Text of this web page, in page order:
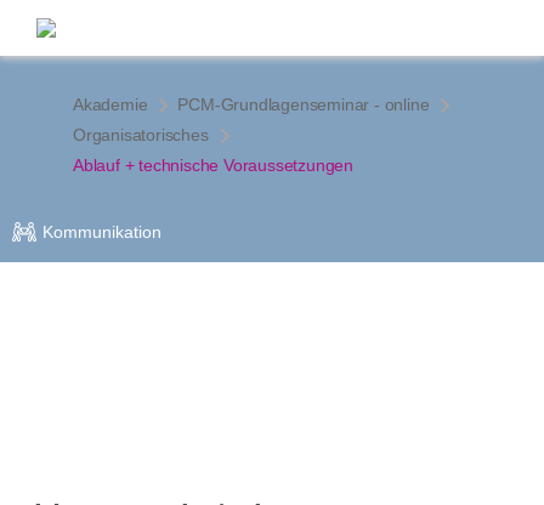
Akademie
PCM-Grundlagenseminar - online
Organisatorisches
Ablauf + technische Voraussetzungen
Kommunikation